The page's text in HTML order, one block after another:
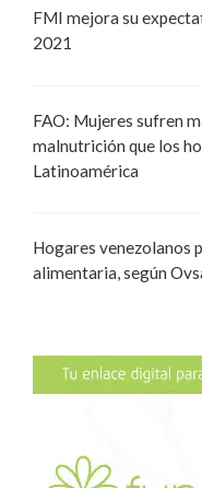
FMI mejora su
2021
FAO: Mujeres sufren
malnutrición que los
Latinoamérica
Hogares venezolanos
alimentaria, según